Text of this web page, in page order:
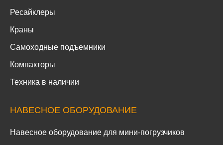
Ресайклеры
Краны
Самоходные подъемники
Компакторы
Техника в наличии
НАВЕСНОЕ ОБОРУДОВАНИЕ
Навесное оборудование для мини-погрузчиков